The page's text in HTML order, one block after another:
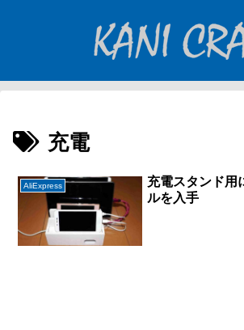
充電
AliExpress
充電スタンド用
ルを入手